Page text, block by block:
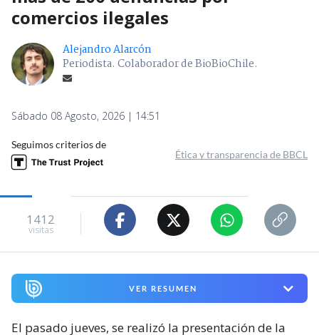
comercios ilegales
Alejandro Alarcón
Periodista. Colaborador de BioBioChile.
Sábado 08 Agosto, 2026 | 14:51
Seguimos criterios de
Ética y transparencia de BBCL
1412
visitas
VER RESUMEN
El pasado jueves, se realizó la presentación de la